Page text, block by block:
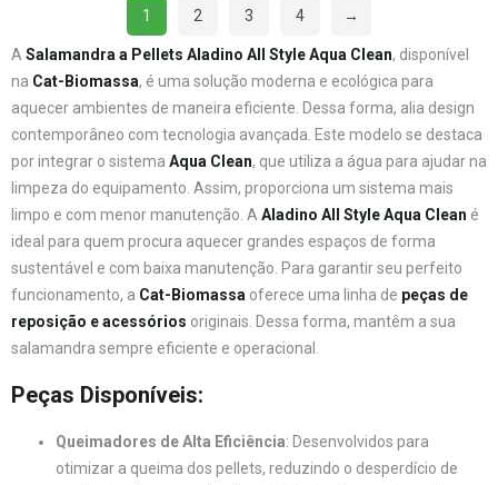
1 2 3 4 →
ASalamandra a Pellets Aladino All Style Aqua Clean, disponível
na Cat-Biomassa, é uma solução moderna e ecológica para
aquecer ambientes de maneira eficiente. Dessa forma, alia design
contemporâneo com tecnologia avançada. Este modelo se destaca
por integrar o sistema Aqua Clean, que utiliza a água para ajudar na
limpeza do equipamento. Assim, proporciona um sistema mais
limpo e com menor manutenção. AAladino All Style Aqua Clean é
ideal para quem procura aquecer grandes espaços de forma
sustentável e com baixa manutenção. Para garantir seu perfeito
funcionamento, a Cat-Biomassa oferece uma linha de peças de
reposição e acessórios originais. Dessa forma, mantêm a sua
salamandra sempre eficiente e operacional.
Peças Disponíveis:
Queimadores de Alta Eficiência: Desenvolvidos para
otimizar a queima dos pellets, reduzindo o desperdício de